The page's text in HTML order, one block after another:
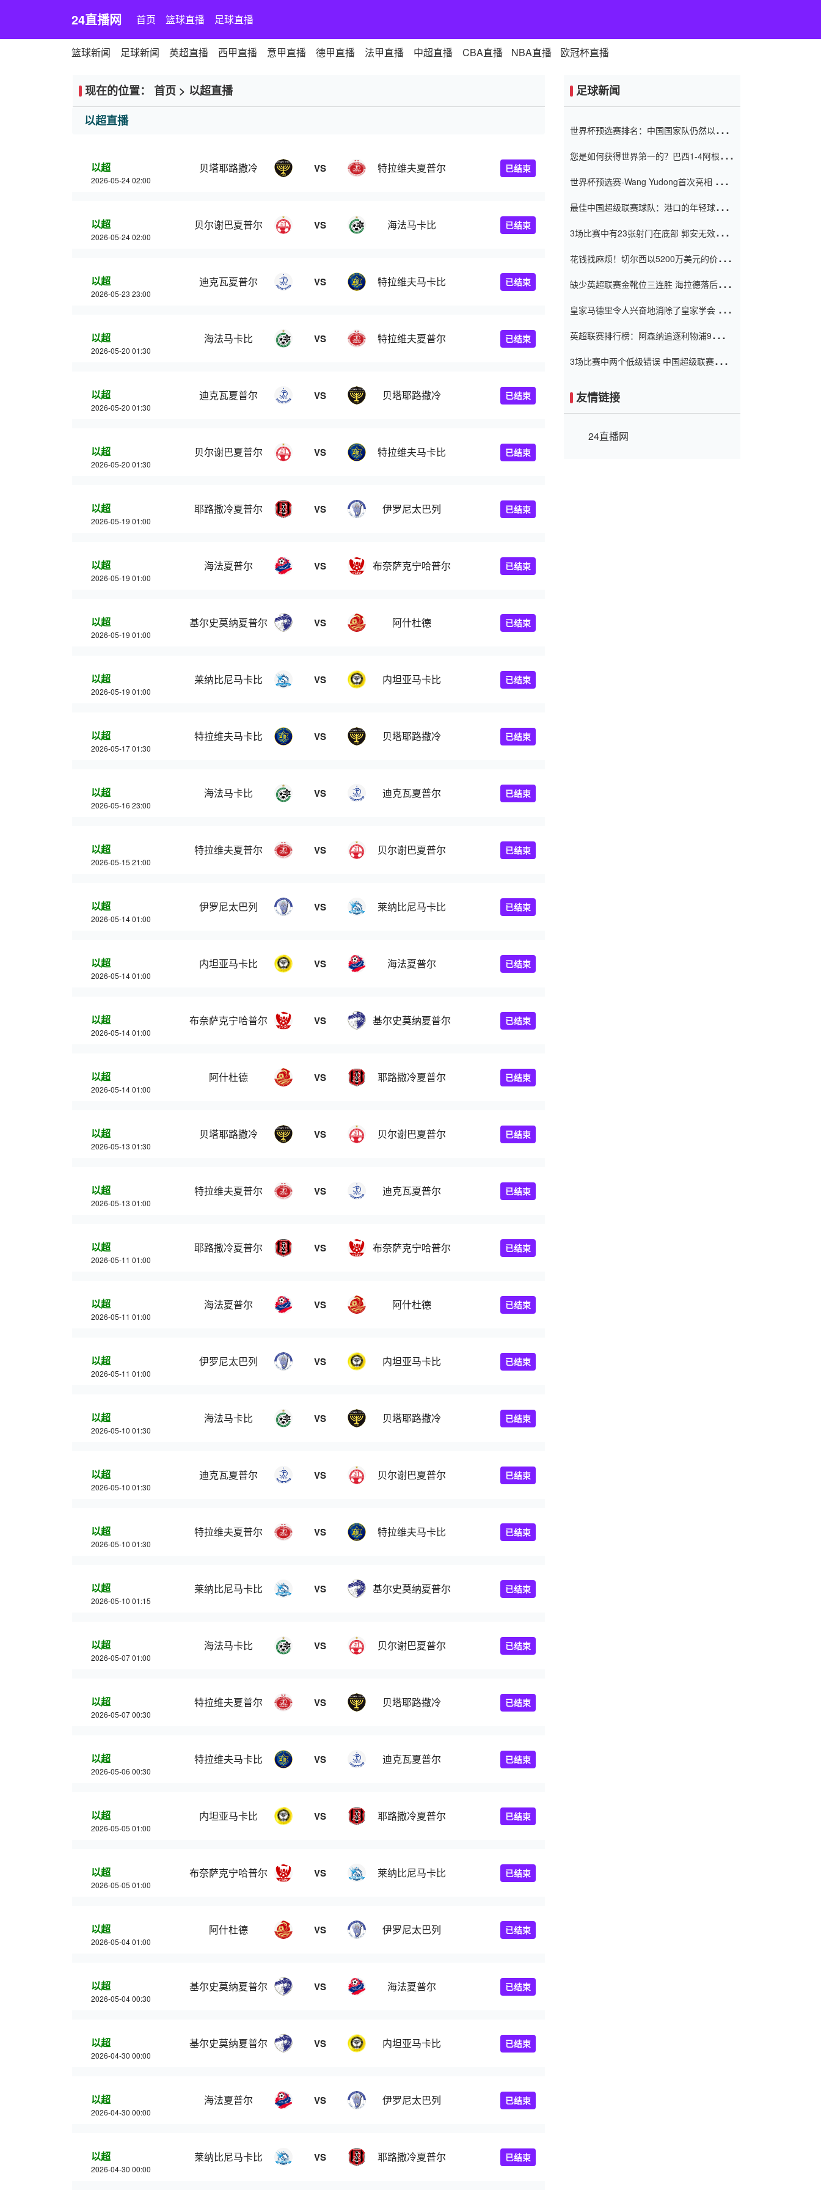
24直播网 首页 篮球直播 足球直播
篮球新闻 足球新闻 英超直播 西甲直播 意甲直播 德甲直播 法甲直播 中超直播 CBA直播 NBA直播 欧冠杯直播
现在的位置： 首页 > 以超直播
以超直播
以超
2026-05-24 02:00
贝塔耶路撒冷 VS 特拉维夫夏普尔 已结束
以超
2026-05-24 02:00
贝尔谢巴夏普尔 VS 海法马卡比 已结束
以超
2026-05-23 23:00
迪克瓦夏普尔 VS 特拉维夫马卡比 已结束
以超
2026-05-20 01:30
海法马卡比 VS 特拉维夫夏普尔 已结束
以超
2026-05-20 01:30
迪克瓦夏普尔 VS 贝塔耶路撒冷 已结束
以超
2026-05-20 01:30
贝尔谢巴夏普尔 VS 特拉维夫马卡比 已结束
以超
2026-05-19 01:00
耶路撒冷夏普尔 VS 伊罗尼太巴列 已结束
以超
2026-05-19 01:00
海法夏普尔 VS 布奈萨克宁哈普尔 已结束
以超
2026-05-19 01:00
基尔史莫纳夏普尔 VS 阿什杜德 已结束
以超
2026-05-19 01:00
莱纳比尼马卡比 VS 内坦亚马卡比 已结束
以超
2026-05-17 01:30
特拉维夫马卡比 VS 贝塔耶路撒冷 已结束
以超
2026-05-16 23:00
海法马卡比 VS 迪克瓦夏普尔 已结束
以超
2026-05-15 21:00
特拉维夫夏普尔 VS 贝尔谢巴夏普尔 已结束
以超
2026-05-14 01:00
伊罗尼太巴列 VS 莱纳比尼马卡比 已结束
以超
2026-05-14 01:00
内坦亚马卡比 VS 海法夏普尔 已结束
以超
2026-05-14 01:00
布奈萨克宁哈普尔 VS 基尔史莫纳夏普尔 已结束
以超
2026-05-14 01:00
阿什杜德 VS 耶路撒冷夏普尔 已结束
以超
2026-05-13 01:30
贝塔耶路撒冷 VS 贝尔谢巴夏普尔 已结束
以超
2026-05-13 01:00
特拉维夫夏普尔 VS 迪克瓦夏普尔 已结束
以超
2026-05-11 01:00
耶路撒冷夏普尔 VS 布奈萨克宁哈普尔 已结束
以超
2026-05-11 01:00
海法夏普尔 VS 阿什杜德 已结束
以超
2026-05-11 01:00
伊罗尼太巴列 VS 内坦亚马卡比 已结束
以超
2026-05-10 01:30
海法马卡比 VS 贝塔耶路撒冷 已结束
以超
2026-05-10 01:30
迪克瓦夏普尔 VS 贝尔谢巴夏普尔 已结束
以超
2026-05-10 01:30
特拉维夫夏普尔 VS 特拉维夫马卡比 已结束
以超
2026-05-10 01:15
莱纳比尼马卡比 VS 基尔史莫纳夏普尔 已结束
以超
2026-05-07 01:00
海法马卡比 VS 贝尔谢巴夏普尔 已结束
以超
2026-05-07 00:30
特拉维夫夏普尔 VS 贝塔耶路撒冷 已结束
以超
2026-05-06 00:30
特拉维夫马卡比 VS 迪克瓦夏普尔 已结束
以超
2026-05-05 01:00
内坦亚马卡比 VS 耶路撒冷夏普尔 已结束
以超
2026-05-05 01:00
布奈萨克宁哈普尔 VS 莱纳比尼马卡比 已结束
以超
2026-05-04 01:00
阿什杜德 VS 伊罗尼太巴列 已结束
以超
2026-05-04 00:30
基尔史莫纳夏普尔 VS 海法夏普尔 已结束
以超
2026-04-30 00:00
基尔史莫纳夏普尔 VS 内坦亚马卡比 已结束
以超
2026-04-30 00:00
海法夏普尔 VS 伊罗尼太巴列 已结束
以超
2026-04-30 00:00
莱纳比尼马卡比 VS 耶路撒冷夏普尔 已结束
足球新闻
世界杯预选赛排名：中国国家队仍然以6分
您是如何获得世界第一的？巴西1-4阿根
世界杯预选赛-Wang Yudong首次亮相 中国
最佳中国超级联赛球队：港口的年轻球员在
（Taishan）
3场比赛中有23张射门在底部 郭安无效传球
花钱找麻烦！切尔西以5200万美元的价格
窗口
缺少英超联赛金靴位三连胜 海拉德落后6球
皇家马德里令人兴奋地消除了皇家学会 安
英超联赛排行榜：阿森纳追逐利物浦9分 曼
3场比赛中两个低级错误 中国超级联赛的前
友情链接
24直播网